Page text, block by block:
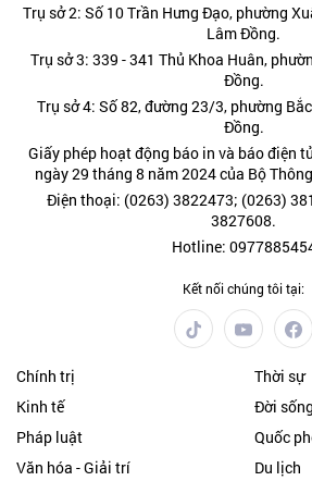
Trụ sở 2: Số 10 Trần Hưng Đạo, phường
Lâm Đồng.
Trụ sở 3: 339 - 341 Thủ Khoa Huân,
Đồng.
Trụ sở 4: Số 82, đường 23/3, phường
Đồng.
Giấy phép hoạt động báo in và báo điện
ngày 29 tháng 8 năm 2024 của Bộ
Điện thoại: (0263) 3822473; (0263)
3827608.
Hotline:
Kết nối chúng tôi tại:
Chính trị
Thời sự
Kinh tế
Đời sống
Pháp luật
Quốc
Văn hóa - Giải trí
Du lịch